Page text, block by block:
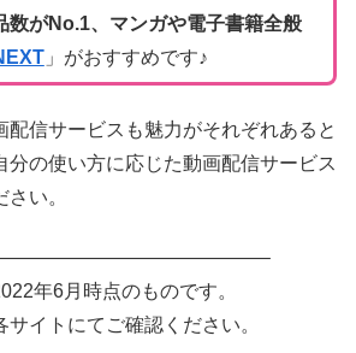
数がNo.1、マンガや電子書籍全般
」がおすすめです♪
配信サービスも魅力がそれぞれあると
分の使い方に応じた動画配信サービス
い。
年6月時点のものです。
イトにてご確認ください。